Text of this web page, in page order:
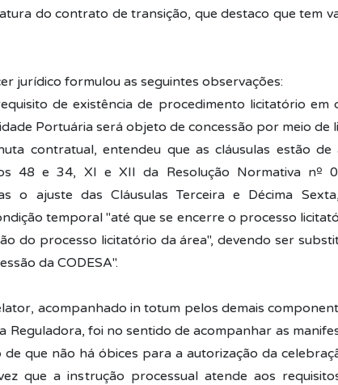
do contrato de transição, que destaco que tem
jurídico formulou as seguintes observações:
de existência de procedimento licitatório em
Portuária será objeto de concessão por meio de
contratual, entendeu que as cláusulas estão
48 e 34, XI e XII da Resolução Normativa nº
o ajuste das Cláusulas Terceira e Décima
temporal "até que se encerre o processo
do processo licitatório da área", devendo ser
da CODESA".
acompanhado in totum pelos demais
Reguladora, foi no sentido de acompanhar as
de que não há óbices para a autorização da
que a instrução processual atende aos